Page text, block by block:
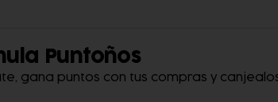
Puntoños
gana puntos con tus compras y